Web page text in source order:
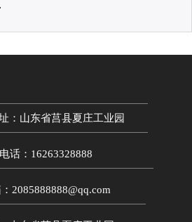
：山东省莒县夏庄工业园
电话：16263328888
2085888888@qq.com